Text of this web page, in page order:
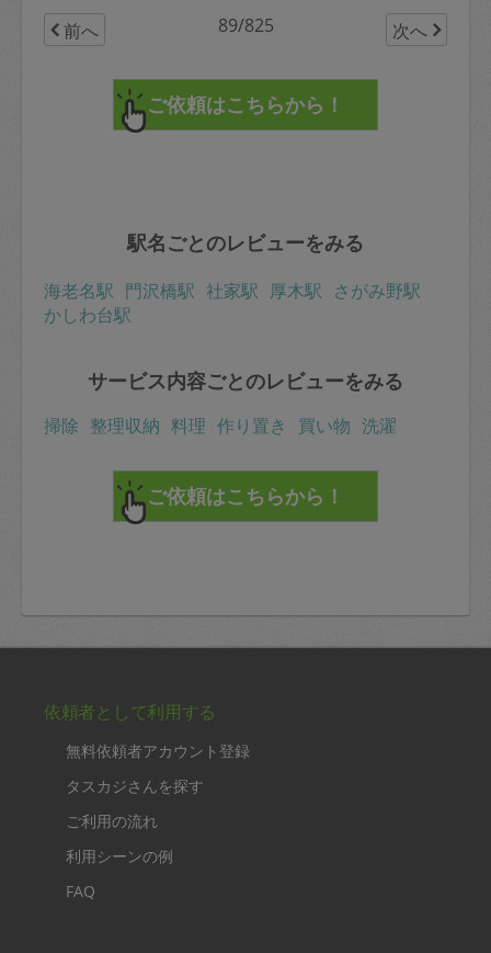
前へ 89/825 次へ
駅名ごとのレビューをみる
海老名駅 門沢橋駅 社家駅 厚木駅 さがみ野駅
かしわ台駅
サービス内容ごとのレビューをみる
掃除 整理収納 料理 作り置き 買い物 洗濯
依頼者として利用する
無料依頼者アカウント登録
タスカジさんを探す
ご利用の流れ
利用シーンの例
FAQ